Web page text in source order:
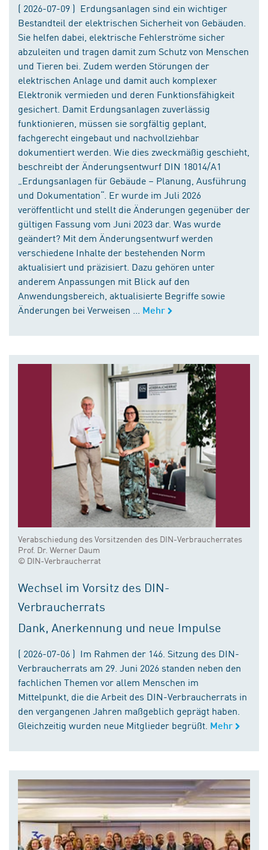
( 2026-07-09 ) Erdungsanlagen sind ein wichtiger
Bestandteil der elektrischen Sicherheit von Gebäuden.
Sie helfen dabei, elektrische Fehlerströme sicher
abzuleiten und tragen damit zum Schutz von Menschen
und Tieren bei. Zudem werden Störungen der
elektrischen Anlage und damit auch komplexer
Elektronik vermieden und deren Funktionsfähigkeit
gesichert. Damit Erdungsanlagen zuverlässig
funktionieren, müssen sie sorgfältig geplant,
fachgerecht eingebaut und nachvollziehbar
dokumentiert werden. Wie dies zweckmäßig geschieht,
beschreibt der Änderungsentwurf DIN 18014/A1
„Erdungsanlagen für Gebäude – Planung, Ausführung
und Dokumentation“. Er wurde im Juli 2026
veröffentlicht und stellt die Änderungen gegenüber der
gültigen Fassung vom Juni 2023 dar. Was wurde
geändert? Mit dem Änderungsentwurf werden
verschiedene Inhalte der bestehenden Norm
aktualisiert und präzisiert. Dazu gehören unter
anderem Anpassungen mit Blick auf den
Anwendungsbereich, aktualisierte Begriffe sowie
Änderungen bei Verweisen ...
Mehr
Verabschiedung des Vorsitzenden des DIN-Verbraucherrates
Prof. Dr. Werner Daum
© DIN-Verbraucherrat
Wechsel im Vorsitz des DIN-
Verbraucherrats
Dank, Anerkennung und neue Impulse
( 2026-07-06 ) Im Rahmen der 146. Sitzung des DIN-
Verbraucherrats am 29. Juni 2026 standen neben den
fachlichen Themen vor allem Menschen im
Mittelpunkt, die die Arbeit des DIN-Verbraucherrats in
den vergangenen Jahren maßgeblich geprägt haben.
Gleichzeitig wurden neue Mitglieder begrüßt. Mehr